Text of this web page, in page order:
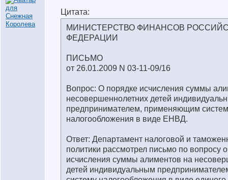
Цитата:
МИНИСТЕРСТВО ФИНАНСОВ
ФЕДЕРАЦИИ
ПИСЬМО
от 26.01.2009 N 03-11-09/16
Вопрос: О порядке исчисления суммы
несовершеннолетних детей
предпринимателем, применяющим
налогообложения в виде ЕНВД.
Ответ: Департамент налоговой и
политики рассмотрел письмо по вопросу
исчисления суммы алиментов на
детей индивидуальным